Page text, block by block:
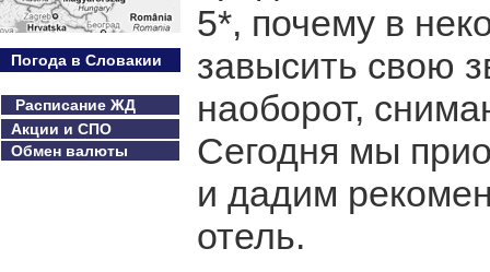
Погода в Словакии
Расписание ЖД
Акции и СПО
Обмен валюты
5*, почему в
завысить свою
наоборот,
Сегодня мы
и дадим
отель.